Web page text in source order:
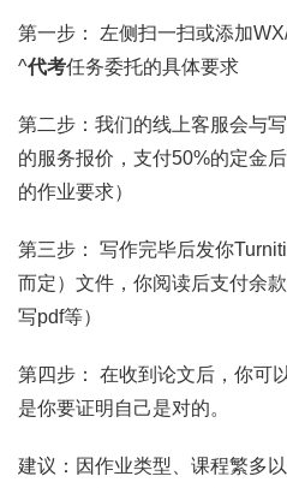
第一步： 左侧扫一扫或添加
^代考任务委托的具体要求
第二步：我们的线上客服会与
的服务报价，支付50%的定金
的作业要求）
第三步： 写作完毕后发你
而定）文件，你阅读后支付余
写pdf等）
第四步： 在收到论文后，你可
是你要证明自己是对的。
建议：因作业类型、课程繁多